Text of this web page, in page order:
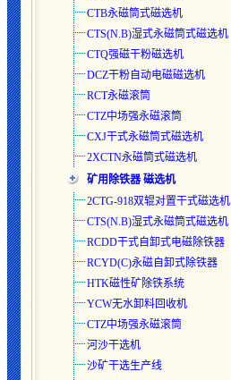
CTB永磁筒式磁选机
CTS(N.B)湿式永磁筒式磁选机
CTQ强磁干粉磁选机
DCZ干粉自动电磁磁选机
RCT永磁滚筒
CTZ中场强永磁滚筒
CXJ干式永磁筒式磁选机
2XCTN永磁筒式磁选机
矿用除铁器 磁选机
2CTG-918双辊对置干式磁选机
CTS(N.B)湿式永磁筒式磁选机
RCDD干式自卸式电磁除铁器
RCYD(C)永磁自卸式除铁器
HTK磁性矿除铁系统
YCW无水卸料回收机
CTZ中场强永磁滚筒
河沙干选机
沙矿干选生产线